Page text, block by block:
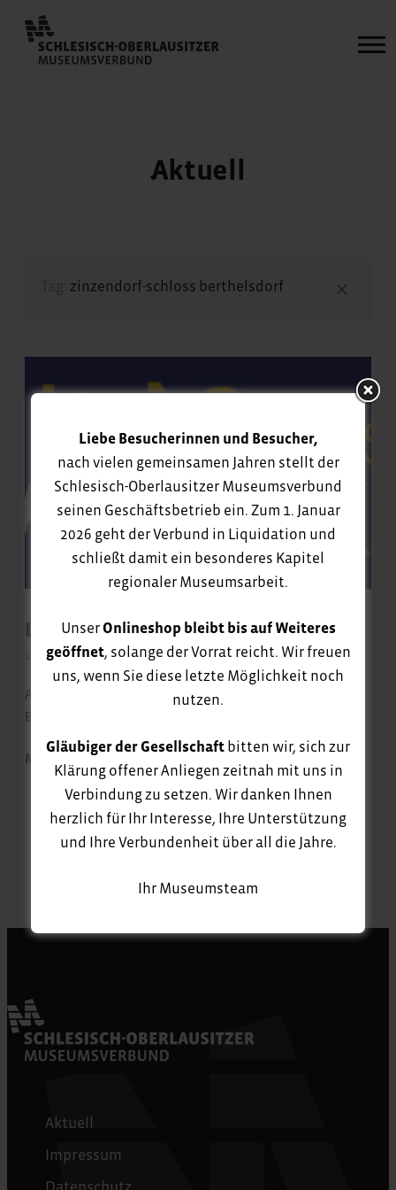
Aktuell
zinzendorf-schloss berthelsdorf
Der KunstBUS sagt Danke!
23. September 2025
Abschlussveranstaltung im Zinzendorf-Schloss
Berthelsdorf am 24. September 2025
MEHR
Aktuell
Impressum
Datenschutz
Liebe Besucherinnen und Besucher,
nach vielen gemeinsamen Jahren stellt der
Schlesisch-Oberlausitzer Museumsverbund
seinen Geschäftsbetrieb ein. Zum 1. Januar
2026 geht der Verbund in Liquidation und
schließt damit ein besonderes Kapitel
regionaler Museumsarbeit.
UnserOnlineshop bleibt bis auf Weiteres
geöffnet, solange der Vorrat reicht. Wir freuen
uns, wenn Sie diese letzte Möglichkeit noch
nutzen.
Gläubiger der Gesellschaft bitten wir, sich zur
Klärung offener Anliegen zeitnah mit uns in
Verbindung zu setzen. Wir danken Ihnen
herzlich für Ihr Interesse, Ihre Unterstützung
und Ihre Verbundenheit über all die Jahre.
Ihr Museumsteam